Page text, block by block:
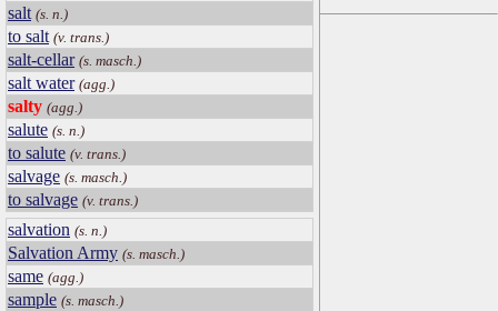
salt (s. n.)
to salt (v. trans.)
salt-cellar (s. masch.)
salt water (agg.)
salty (agg.)
salute (s. n.)
to salute (v. trans.)
salvage (s. masch.)
to salvage (v. trans.)
salvation (s. n.)
Salvation Army (s. masch.)
same (agg.)
sample (s. masch.)